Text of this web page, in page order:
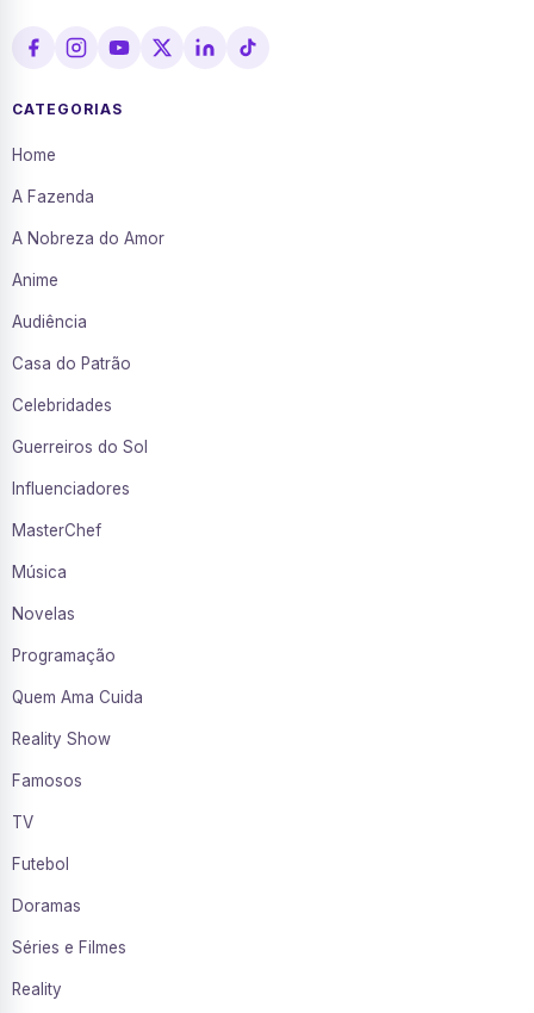
CATEGORIAS
Home
A Fazenda
A Nobreza do Amor
Anime
Audiência
Casa do Patrão
Celebridades
Guerreiros do Sol
Influenciadores
MasterChef
Música
Novelas
Programação
Quem Ama Cuida
Reality Show
Famosos
TV
Futebol
Doramas
Séries e Filmes
Reality